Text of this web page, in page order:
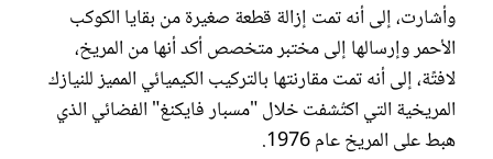
وأشارت، إلى أنه تمت إزالة قطعة صغيرة من بقايا الكوكب
الأحمر وإرسالها إلى مختبر متخصص أكد أنها من المريخ،
لافتًة، إلى أنه تمت مقارنتها بالتركيب الكيميائي المميز للنيازك
المريخية التي اكتُشفت خلال "مسبار فايكنغ" الفضائي الذي
هبط على المريخ عام 1976.